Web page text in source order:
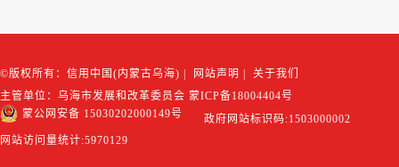
©版权所有：信用中国(内蒙古乌海) 网站声明
关于我们
主管单位：乌海市发展和改革委员会 蒙ICP备18004404号
蒙公网安备 15030202000149号
政府网站标识码:1503000002
网站访问量统计:5970129